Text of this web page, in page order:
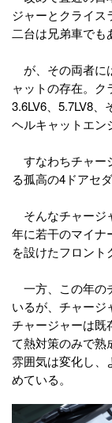
ジャーとクライス
二台は兄弟車でも
が、その両者に
ャットの存在。ク
3.6LV6、5.7LV8、
ヘルキャットエン
すなわちチャー
る孤高の4ドアセ
そんなチャージ
年に若干のマイナ
を設けたフロント
一方、この年の
いるが、チャージ
チャージャーは既
て熱対策のみで熟
雰囲気は変化し、
めている。